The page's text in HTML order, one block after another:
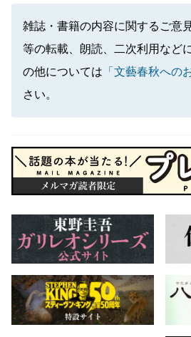
雑誌・書籍の内容に関するご意
等の転載、朗読、二次利用など
の他については 「文藝春秋への
さい。